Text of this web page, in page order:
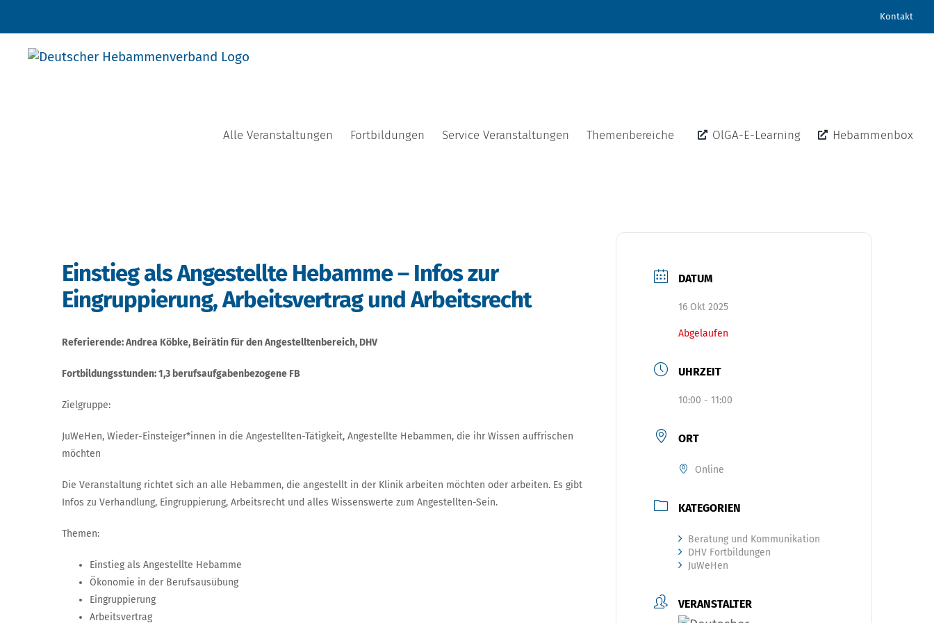
springen
Kontakt
Alle Veranstaltungen Fortbildungen Service Veranstaltungen Themenbereiche OlGA-E-Learning Hebammenbox
Einstieg als Angestellte Hebamme – Infos zur
Eingruppierung, Arbeitsvertrag und Arbeitsrecht
Referierende: Andrea Köbke, Beirätin für den Angestelltenbereich, DHV
Fortbildungsstunden: 1,3 berufsaufgabenbezogene FB
Zielgruppe:
JuWeHen, Wieder-Einsteiger*innen in die Angestellten-Tätigkeit, Angestellte Hebammen, die ihr Wissen auffrischen
möchten
Die Veranstaltung richtet sich an alle Hebammen, die angestellt in der Klinik arbeiten möchten oder arbeiten. Es gibt
Infos zu Verhandlung, Eingruppierung, Arbeitsrecht und alles Wissenswerte zum Angestellten-Sein.
Themen:
Einstieg als Angestellte Hebamme
Ökonomie in der Berufsausübung
Eingruppierung
Arbeitsvertrag
DATUM
16 Okt 2025
Abgelaufen
UHRZEIT
10:00 - 11:00
ORT
Online
KATEGORIEN
Beratung und Kommunikation
DHV Fortbildungen
JuWeHen
VERANSTALTER